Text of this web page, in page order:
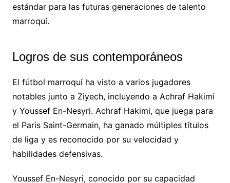
estándar para las futuras generaciones de talento
marroquí.
Logros de sus contemporáneos
El fútbol marroquí ha visto a varios jugadores
notables junto a Ziyech, incluyendo a Achraf Hakimi
y Youssef En-Nesyri. Achraf Hakimi, que juega para
el Paris Saint-Germain, ha ganado múltiples títulos
de liga y es reconocido por su velocidad y
habilidades defensivas.
Youssef En-Nesyri, conocido por su capacidad